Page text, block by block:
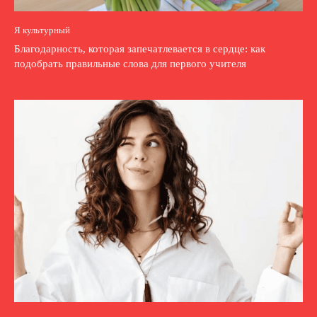
Я культурный
Благодарность, которая запечатлевается в сердце: как
подобрать правильные слова для первого учителя